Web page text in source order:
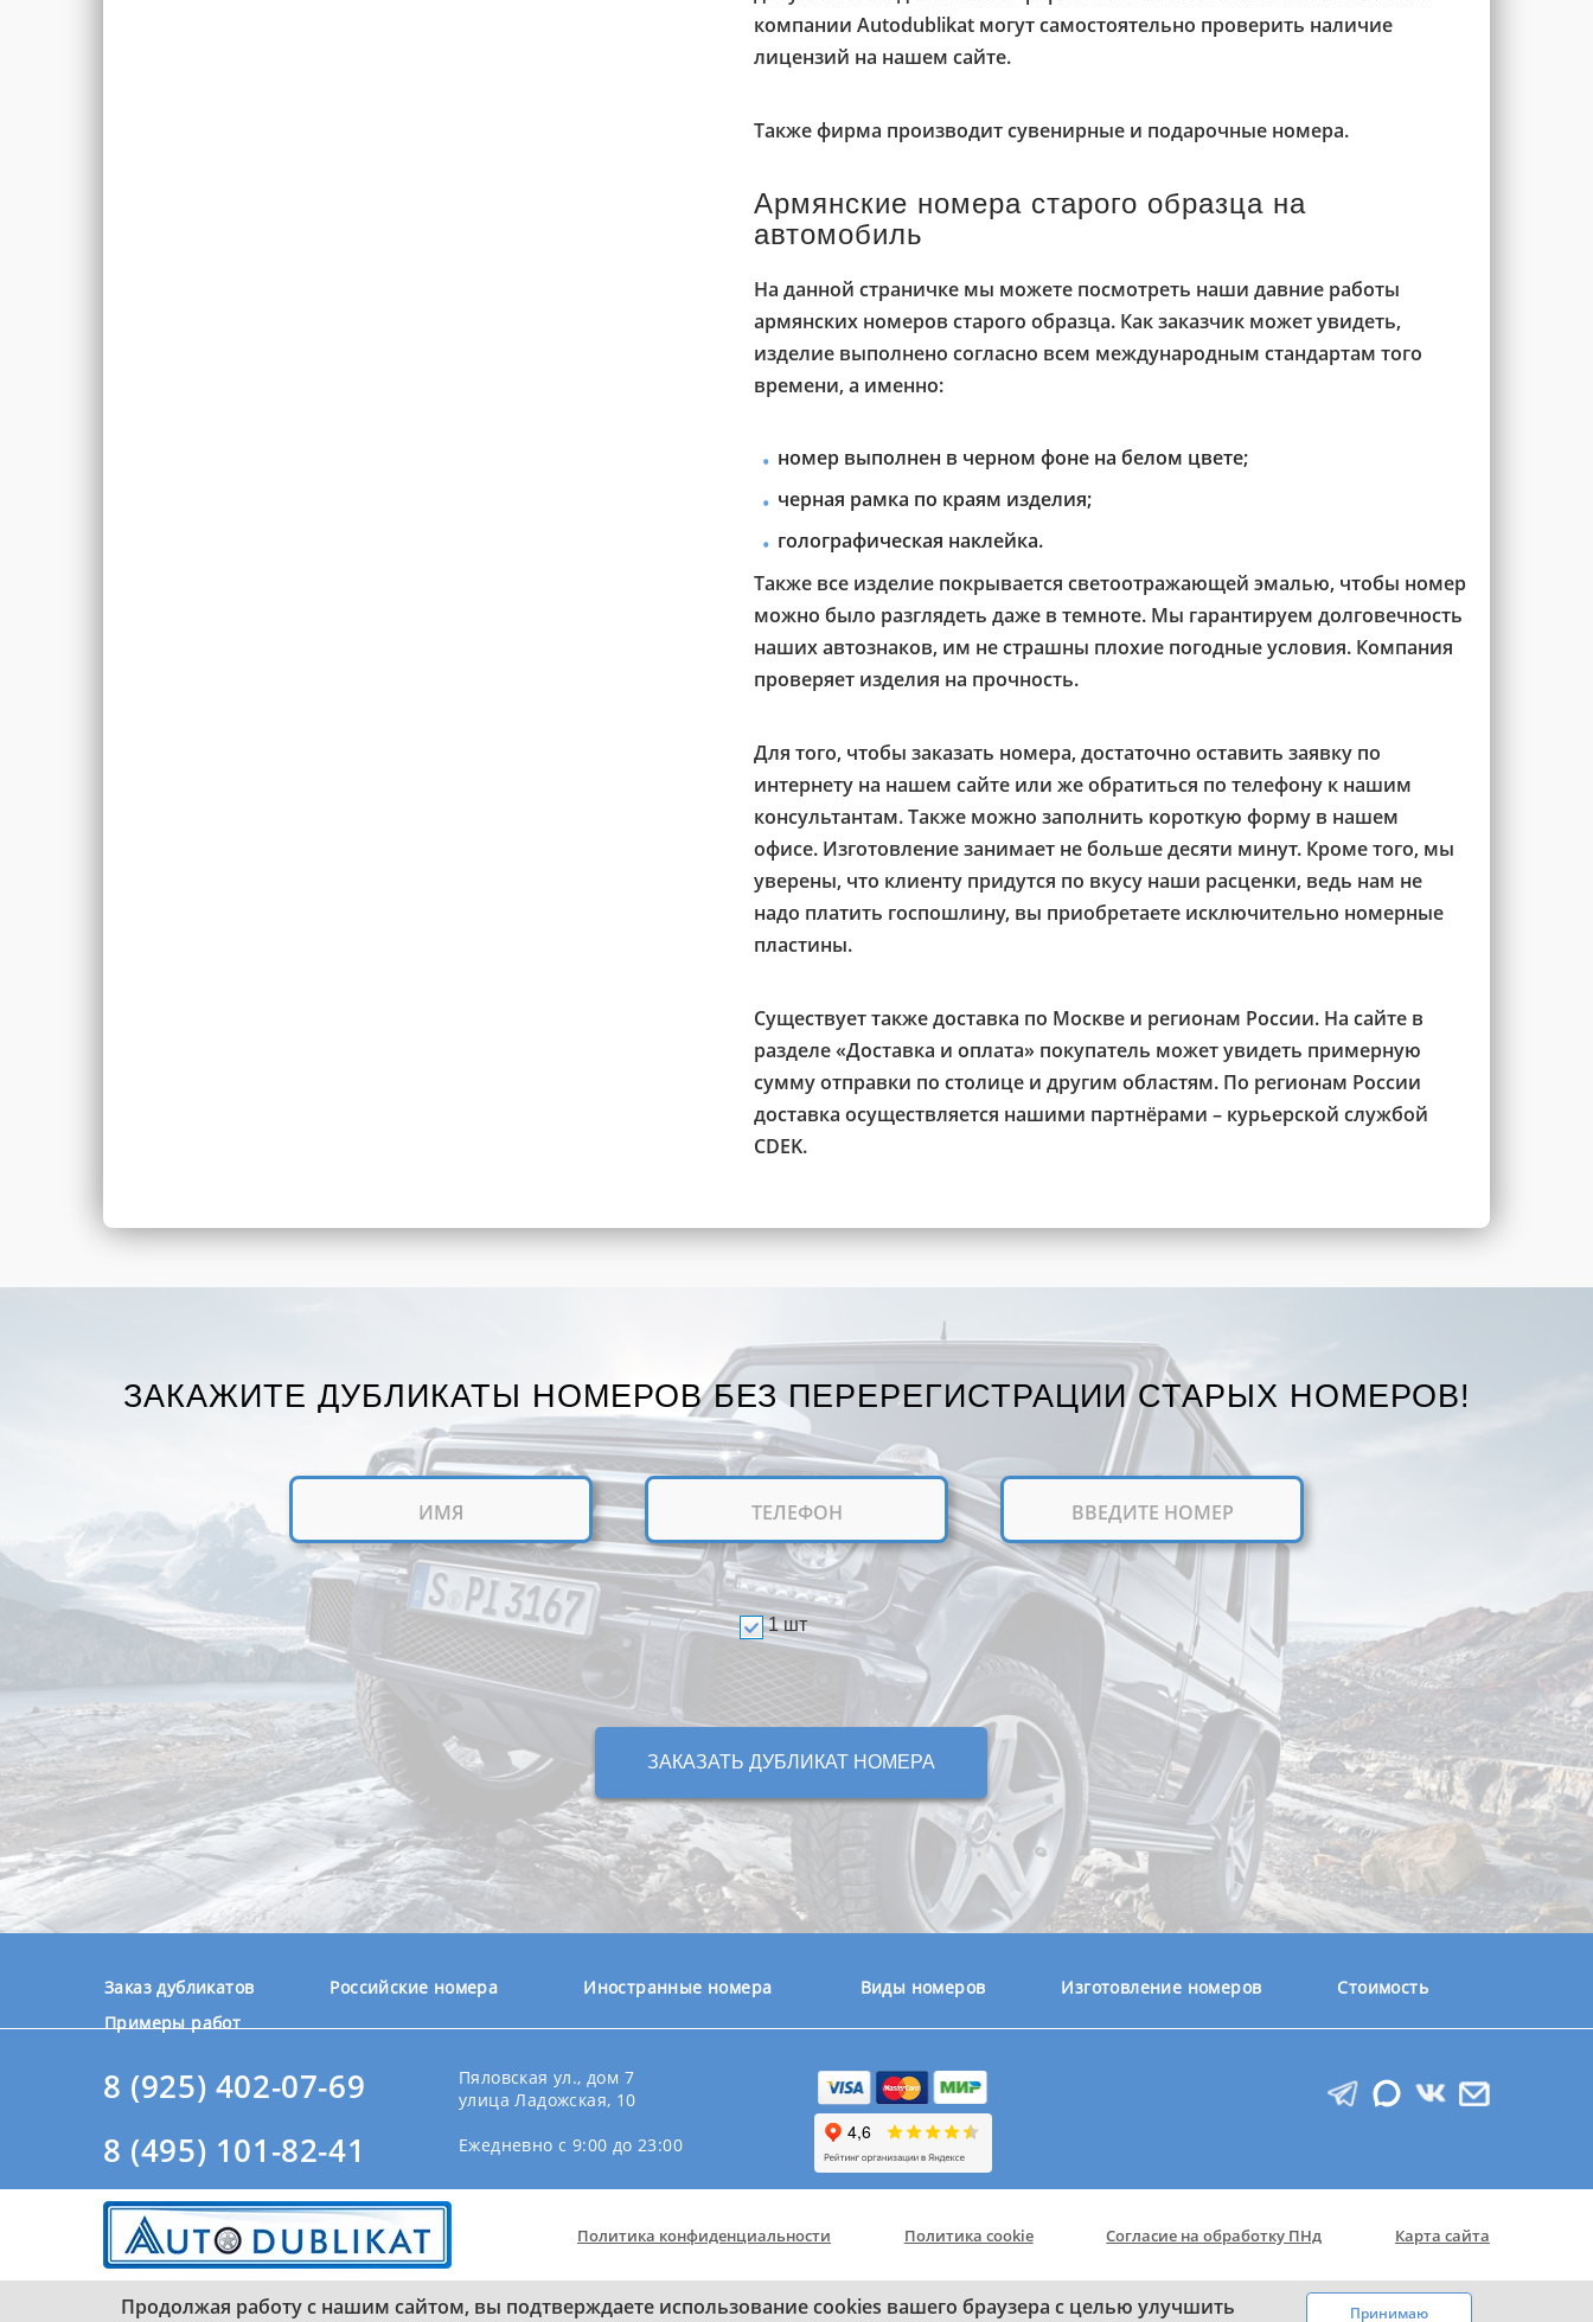
компании Autodublikat могут самостоятельно проверить наличие
лицензий на нашем сайте.
Также фирма производит сувенирные и подарочные номера.
Армянские номера старого образца на
автомобиль
На данной страничке мы можете посмотреть наши давние работы
армянских номеров старого образца. Как заказчик может увидеть,
изделие выполнено согласно всем международным стандартам того
времени, а именно:
номер выполнен в черном фоне на белом цвете;
черная рамка по краям изделия;
голографическая наклейка.
Также все изделие покрывается светоотражающей эмалью, чтобы номер
можно было разглядеть даже в темноте. Мы гарантируем долговечность
наших автознаков, им не страшны плохие погодные условия. Компания
проверяет изделия на прочность.
Для того, чтобы заказать номера, достаточно оставить заявку по
интернету на нашем сайте или же обратиться по телефону к нашим
консультантам. Также можно заполнить короткую форму в нашем
офисе. Изготовление занимает не больше десяти минут. Кроме того, мы
уверены, что клиенту придутся по вкусу наши расценки, ведь нам не
надо платить госпошлину, вы приобретаете исключительно номерные
пластины.
Существует также доставка по Москве и регионам России. На сайте в
разделе «Доставка и оплата» покупатель может увидеть примерную
сумму отправки по столице и другим областям. По регионам России
доставка осуществляется нашими партнёрами – курьерской службой
CDEK.
ЗАКАЖИТЕ ДУБЛИКАТЫ НОМЕРОВ БЕЗ ПЕРЕРЕГИСТРАЦИИ СТАРЫХ НОМЕРОВ!
1 шт
ЗАКАЗАТЬ ДУБЛИКАТ НОМЕРА
Заказ дубликатов Российские номера Иностранные номера Виды номеров Изготовление номеров
Стоимость
Примеры работ
8 (925) 402-07-69
8 (495) 101-82-41
Пяловская ул., дом 7
улица Ладожская, 10
Ежедневно с 9:00 до 23:00
Продолжая работу с нашим сайтом, вы подтверждаете использование cookies вашего браузера с целью улучшить Принимаю
Политика конфиденциальности Политика cookie Согласие на обработку ПНд Карта сайта